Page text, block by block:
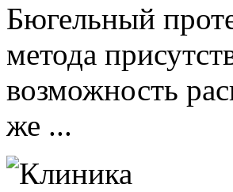
Бюгельный
метода
возможность
же ...